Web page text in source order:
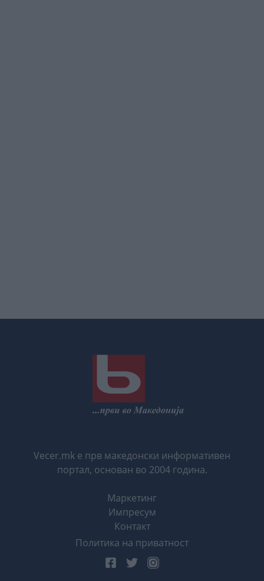
Vecer.mk е прв македонски информативен
портал, основан во 2004 година.
Маркетинг
Импресум
Контакт
Политика на приватност